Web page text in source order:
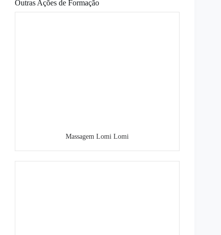
Outras Ações de Formação
Massagem Lomi Lomi